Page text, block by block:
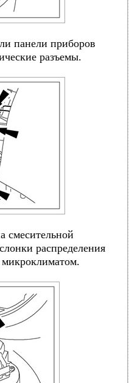
панели приборов
разъемы.
смесительной
распределения
микроклиматом.